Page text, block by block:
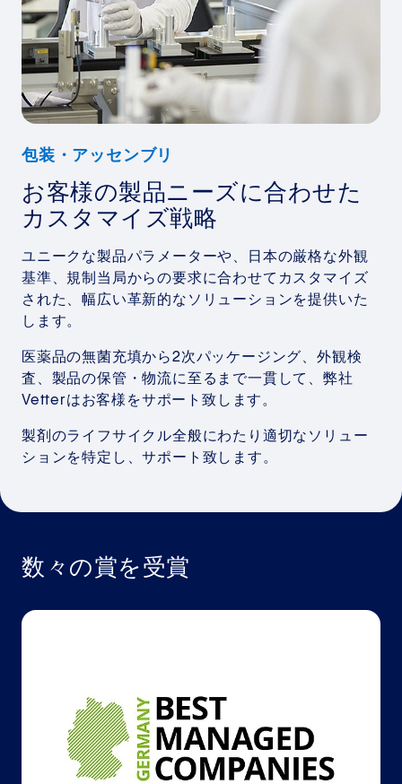
包装・アッセンブリ
お客様の製品ニーズに合わせた
カスタマイズ戦略
ユニークな製品パラメーターや、日本の厳格な外観
基準、規制当局からの要求に合わせてカスタマイズ
された、幅広い革新的なソリューションを提供いた
します。
医薬品の無菌充填から2次パッケージング、外観検
査、製品の保管・物流に至るまで一貫して、弊社
Vetterはお客様をサポート致します。
製剤のライフサイクル全般にわたり適切なソリュー
ションを特定し、サポート致します。
数々の賞を受賞